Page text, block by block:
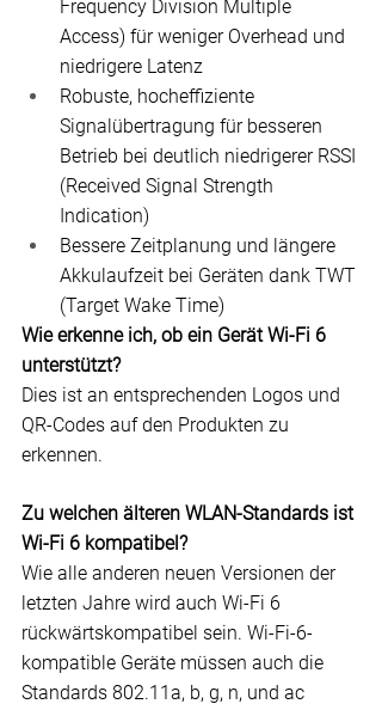
Frequency Division Multiple
Access) für weniger Overhead und
niedrigere Latenz
Robuste, hocheffiziente
Signalübertragung für besseren
Betrieb bei deutlich niedrigerer RSSI
(Received Signal Strength
Indication)
Bessere Zeitplanung und längere
Akkulaufzeit bei Geräten dank TWT
(Target Wake Time)
Wie erkenne ich, ob ein Gerät Wi-Fi 6
unterstützt?
Dies ist an entsprechenden Logos und
QR-Codes auf den Produkten zu
erkennen.
Zu welchen älteren WLAN-Standards ist
Wi-Fi 6 kompatibel?
Wie alle anderen neuen Versionen der
letzten Jahre wird auch Wi-Fi 6
rückwärtskompatibel sein. Wi-Fi-6-
kompatible Geräte müssen auch die
Standards 802.11a, b, g, n, und ac